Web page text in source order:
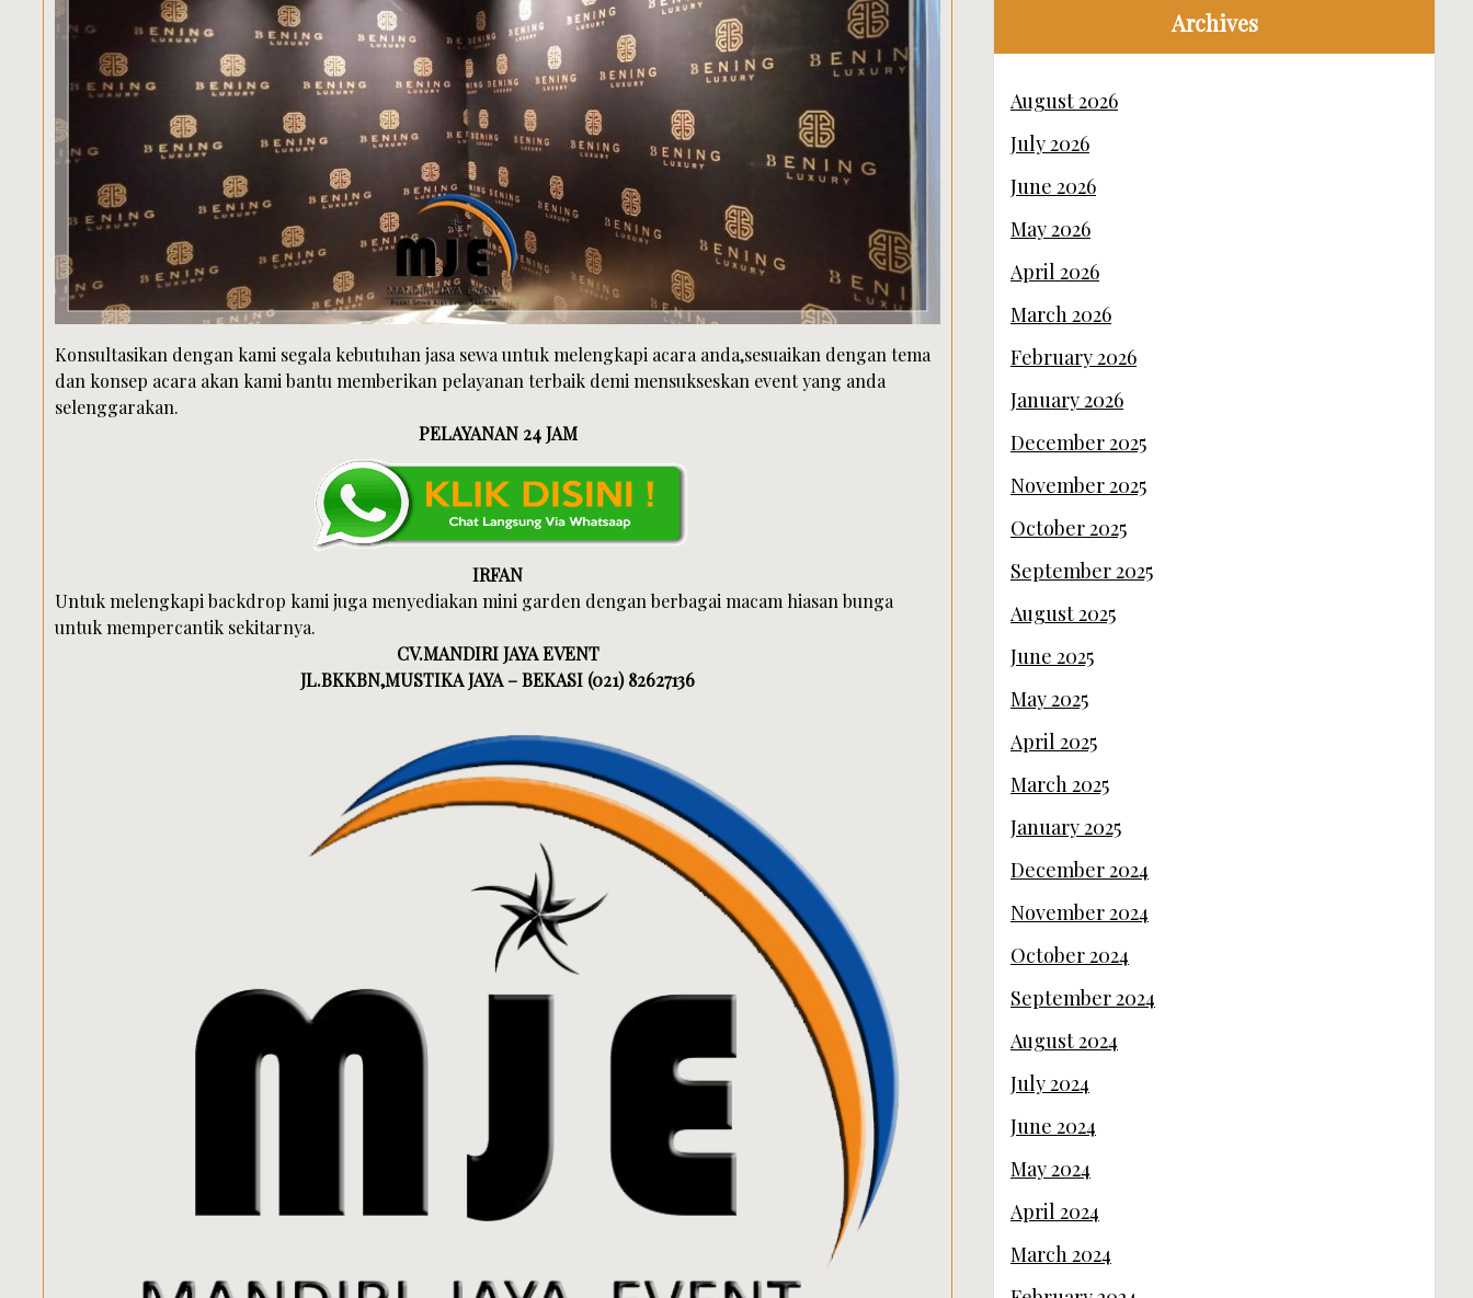
Konsultasikan dengan kami segala kebutuhan jasa sewa untuk melengkapi acara anda,sesuaikan dengan tema
dan konsep acara akan kami bantu memberikan pelayanan terbaik demi mensukseskan event yang anda
selenggarakan.
PELAYANAN 24 JAM
IRFAN
Untuk melengkapi backdrop kami juga menyediakan mini garden dengan berbagai macam hiasan bunga
untuk mempercantik sekitarnya.
CV.MANDIRI JAYA EVENT
JL.BKKBN,MUSTIKA JAYA – BEKASI (021) 82627136
Archives
August 2026
July 2026
June 2026
May 2026
April 2026
March 2026
February 2026
January 2026
December 2025
November 2025
October 2025
September 2025
August 2025
June 2025
May 2025
April 2025
March 2025
January 2025
December 2024
November 2024
October 2024
September 2024
August 2024
July 2024
June 2024
May 2024
April 2024
March 2024